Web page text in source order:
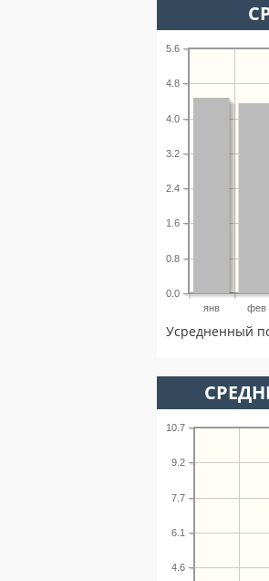
янв фев
0.0
0.8
1.6
2.4
3.2
4.0
4.8
5.6
Усредненный
4.6
6.1
7.7
9.2
10.7